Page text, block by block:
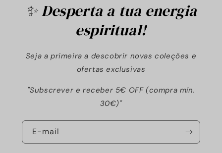
✨ Desperta a tua energia
espiritual!
Seja a primeira a descobrir novas coleções e
ofertas exclusivas
"Subscrever e receber 5€ OFF (compra mín.
30€)"
E-mail